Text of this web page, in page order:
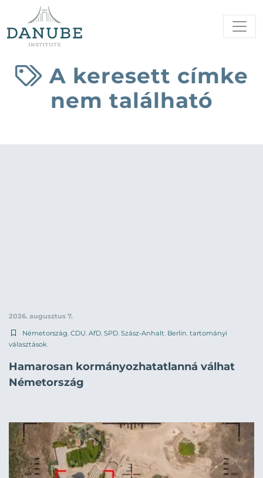
A keresett címke
nem található
2026. augusztus 7.
Németország CDU AfD SPD Szász-Anhalt Berlin tartományi
választások
Hamarosan kormányozhatatlanná válhat
Németország